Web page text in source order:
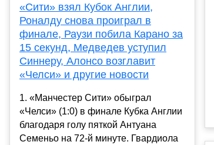
«Сити» взял Кубок Англии,
Роналду снова проиграл в
финале, Раузи побила Карано за
15 секунд, Медведев уступил
Синнеру, Алонсо возглавит
«Челси» и другие новости
1. «Манчестер Сити» обыграл
«Челси» (1:0) в финале Кубка Англии
благодаря голу пяткой Антуана
Семеньо на 72-й минуте. Гвардиола